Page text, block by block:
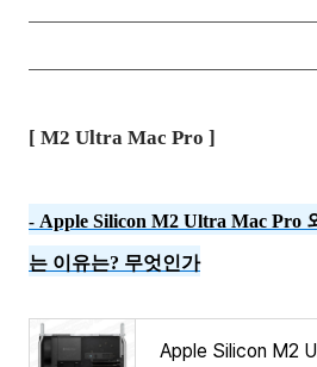
[ M2 Ultra Mac Pro ]
- Apple Silicon M2 Ultra Mac Pro
는 이유는? 무엇인가